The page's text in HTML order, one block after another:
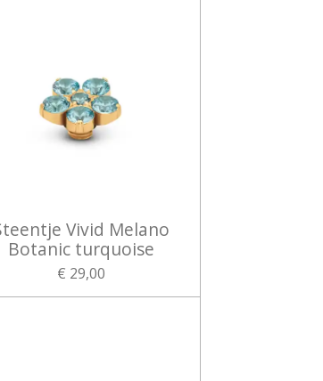
Vivid Melano
Botanic turquoise
€ 29,00